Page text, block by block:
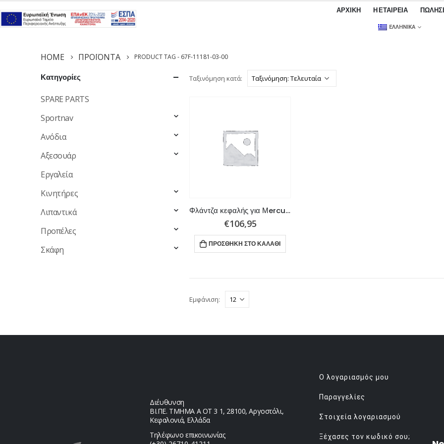
ΑΡΧΙΚΉ Η ΕΤΑΙΡΕΊΑ
ΕΛΛΗΝΙΚΆ
HOME ΠΡΟΪΌΝΤΑ PRODUCT TAG - 67F-11181-03-00
Ταξινόμηση κατά:
Φλάντζα κεφαλής για Μercury και Yamaha εξωλέμβιους κινητήρες, αντικαθιστά τους εργοστασιακούς: 67F-11181-03, 27-8041151
€106,95
ΠΡΟΣΘΉΚΗ ΣΤΟ ΚΑΛΆΘΙ
Εμφάνιση:
Κατηγορίες
SPARE PARTS
Sportnav
Ανόδια
Αξεσουάρ
Εργαλεία
Κινητήρες
Λιπαντικά
Προπέλες
Σκάφη
Διέυθυνση
ΒΙ.ΠΕ. ΤΜΗΜΑ Α ΟΤ 3 1, 28100, Αργοστόλι,
Κεφαλονιά, Ελλάδα
Τηλέφωνο επικοινωνίας
Ο λογαριασμός μου
Παραγγελίες
Στοιχεία λογαριασμού
Ξέχασες τον κωδικό σου;